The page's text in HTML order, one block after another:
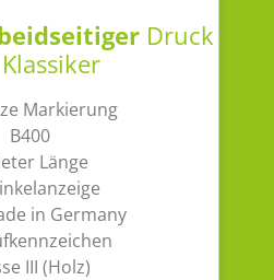
Druck
Markierung
B400
Länge
in Germany
III (Holz)